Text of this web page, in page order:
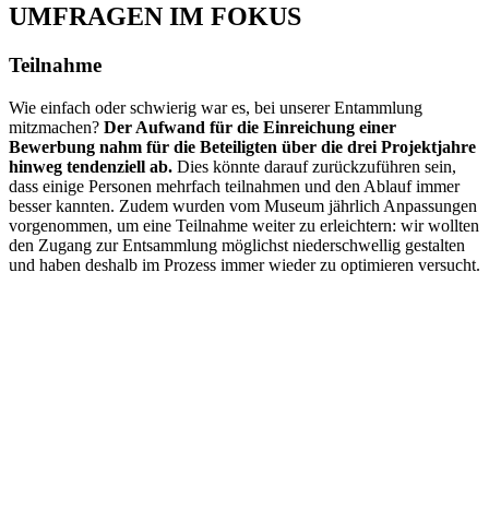
UMFRAGEN IM FOKUS
Teilnahme
Wie einfach oder schwierig war es, bei unserer Entammlung
mitzmachen? Der Aufwand für die Einreichung einer
Bewerbung nahm für die Beteiligten über die drei Projektjahre
hinweg tendenziell ab. Dies könnte darauf zurückzuführen sein,
dass einige Personen mehrfach teilnahmen und den Ablauf immer
besser kannten. Zudem wurden vom Museum jährlich Anpassungen
vorgenommen, um eine Teilnahme weiter zu erleichtern: wir wollten
den Zugang zur Entsammlung möglichst niederschwellig gestalten
und haben deshalb im Prozess immer wieder zu optimieren versucht.